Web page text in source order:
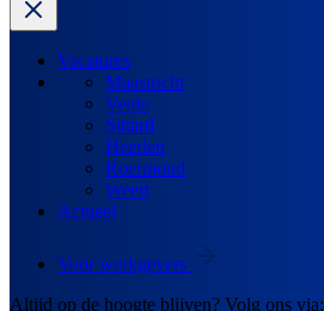
Vacatures
Maastricht
Venlo
Sittard
Heerlen
Roermond
Weert
Actueel
Voor werkgevers
Altijd op de hoogte blijven? Volg ons via: